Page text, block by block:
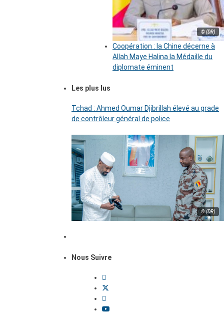
© (DR)
Coopération : la Chine décerne à
Allah Maye Halina la Médaille du
diplomate éminent
Les plus lus
Tchad : Ahmed Oumar Djibrillah élevé au grade
de contrôleur général de police
© (DR)
Nous Suivre